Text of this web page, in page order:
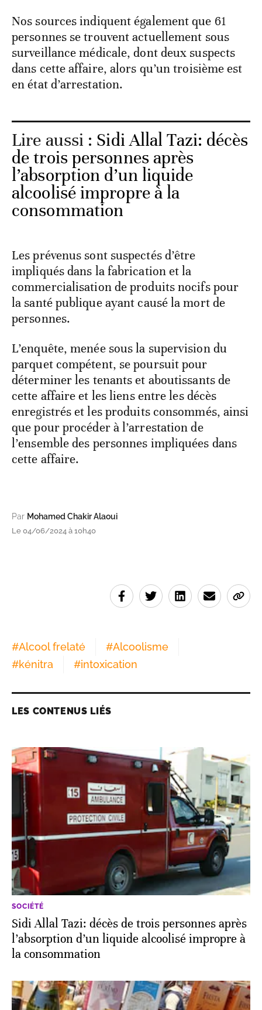
Nos sources indiquent également que 61
personnes se trouvent actuellement sous
surveillance médicale, dont deux suspects
dans cette affaire, alors qu’un troisième est
en état d’arrestation.
Lire aussi : Sidi Allal Tazi: décès
de trois personnes après
l’absorption d’un liquide
alcoolisé impropre à la
consommation
Les prévenus sont suspectés d’être
impliqués dans la fabrication et la
commercialisation de produits nocifs pour
la santé publique ayant causé la mort de
personnes.
L’enquête, menée sous la supervision du
parquet compétent, se poursuit pour
déterminer les tenants et aboutissants de
cette affaire et les liens entre les décès
enregistrés et les produits consommés, ainsi
que pour procéder à l’arrestation de
l’ensemble des personnes impliquées dans
cette affaire.
Par Mohamed Chakir Alaoui
Le 04/06/2024 à 10h40
#Alcool frelaté #Alcoolisme
#kénitra #intoxication
LES CONTENUS LIÉS
SOCIÉTÉ
Sidi Allal Tazi: décès de trois personnes après
l’absorption d’un liquide alcoolisé impropre à
la consommation